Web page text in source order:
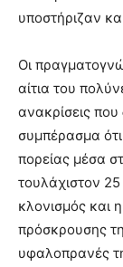
υποστήριζαν
Οι
αίτια του
ανακρίσεις
συμπέρασμα ότι
πορείας μέσα
τουλάχιστον
κλονισμός και
πρόσκρουσης
υφαλοπρανές